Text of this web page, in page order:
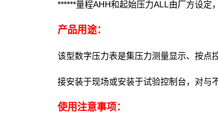
******量程AHH和起始压力ALL由厂方设定
产品用途：
该型数字压力表是集压力测量显示、按点
接安装于现场或安装于试验控制台，对与
使用注意事项：